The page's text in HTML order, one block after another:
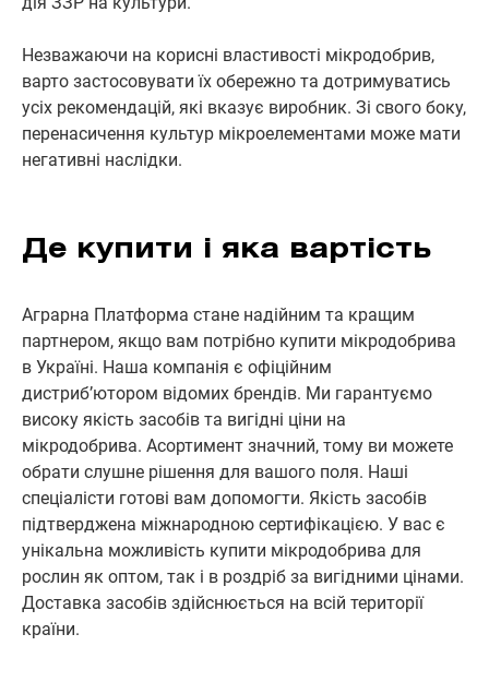
Незважаючи на корисні властивості мікродобрив,
варто застосовувати їх обережно та дотримуватись
усіх рекомендацій, які вказує виробник. Зі свого боку,
перенасичення культур мікроелементами може мати
негативні наслідки.
Де купити і яка вартість
Аграрна Платформа стане надійним та кращим
партнером, якщо вам потрібно купити мікродобрива
в Україні. Наша компанія є офіційним
дистриб’ютором відомих брендів. Ми гарантуємо
високу якість засобів та вигідні ціни на
мікродобрива. Асортимент значний, тому ви можете
обрати слушне рішення для вашого поля. Наші
спеціалісти готові вам допомогти. Якість засобів
підтверджена міжнародною сертифікацією. У вас є
унікальна можливість купити мікродобрива для
рослин як оптом, так і в роздріб за вигідними цінами.
Доставка засобів здійснюється на всій території
країни.